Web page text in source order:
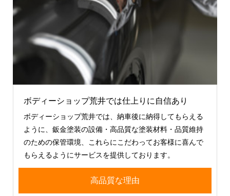
ボディーショップ荒井では仕上りに自信あり
ボディーショップ荒井では、納車後に納得してもらえる
ように、鈑金塗装の設備・高品質な塗装材料・品質維持
のための保管環境、これらにこだわってお客様に喜んで
もらえるようにサービスを提供しております。
高品質な理由